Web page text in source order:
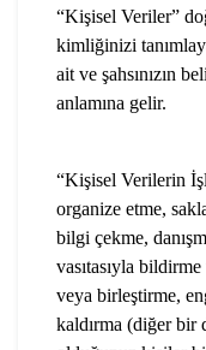
“Kişisel Veriler”
kimliğinizi
ait ve şahsınızın
anlamına gelir.
“Kişisel Verilerin
organize etme,
bilgi çekme,
vasıtasıyla
veya birleştirme,
kaldırma (diğer bir